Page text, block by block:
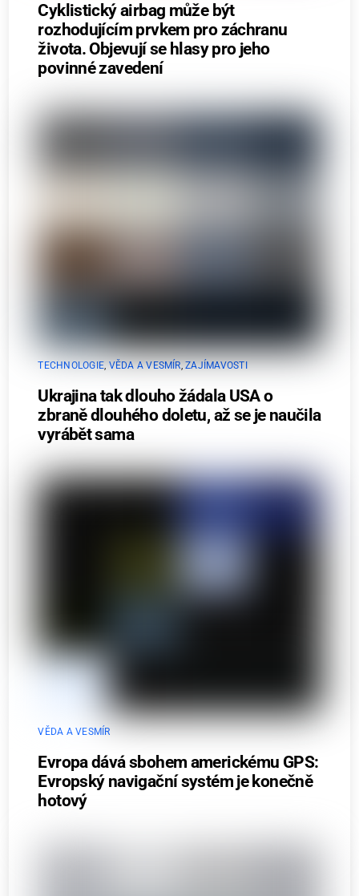
Cyklistický airbag může být
rozhodujícím prvkem pro záchranu
života. Objevují se hlasy pro jeho
povinné zavedení
TECHNOLOGIE, VĚDA A VESMÍR,ZAJÍMAVOSTI
Ukrajina tak dlouho žádala USA o
zbraně dlouhého doletu, až se je naučila
vyrábět sama
VĚDA A VESMÍR
Evropa dává sbohem americkému GPS:
Evropský navigační systém je konečně
hotový